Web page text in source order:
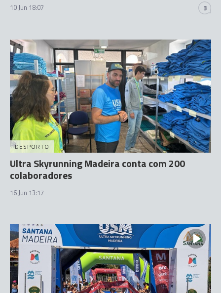
10 Jun 18:07 3
DESPORTO
Ultra Skyrunning Madeira conta com 200
colaboradores
16 Jun 13:17